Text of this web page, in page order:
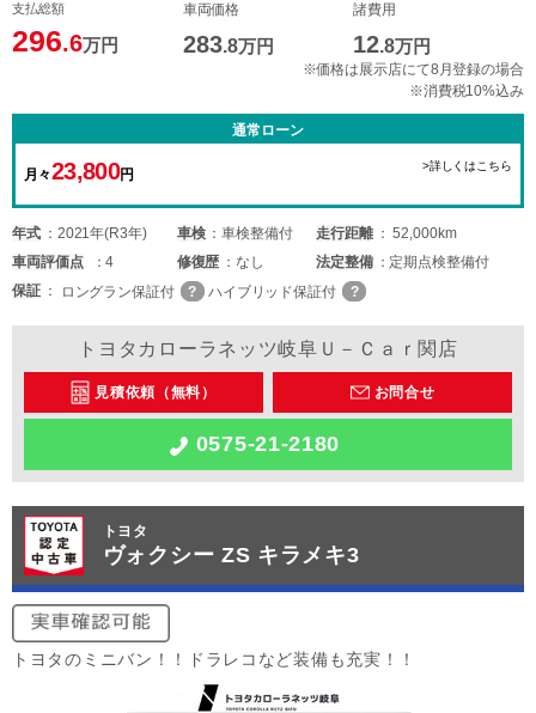
支払総額
296.6万円
車両価格
283.8万円
諸費用
12.8万円
※価格は展示店にて8月登録の場合
※消費税10%込み
通常ローン
月々23,800円
>詳しくはこちら
年式 2021年(R3年) 車検 車検整備付 走行距離
52,000km
車両評価点 4 修復歴 なし 法定整備
定期点検整備付
保証
ロングラン保証付 ハイブリッド保証付
トヨタカローラネッツ岐阜Ｕ－Ｃａｒ関店
見積依頼（無料） お問合せ
0575-21-2180
トヨタ
ヴォクシー ZS キラメキ3
トヨタのミニバン！！ドラレコなど装備も充実！！